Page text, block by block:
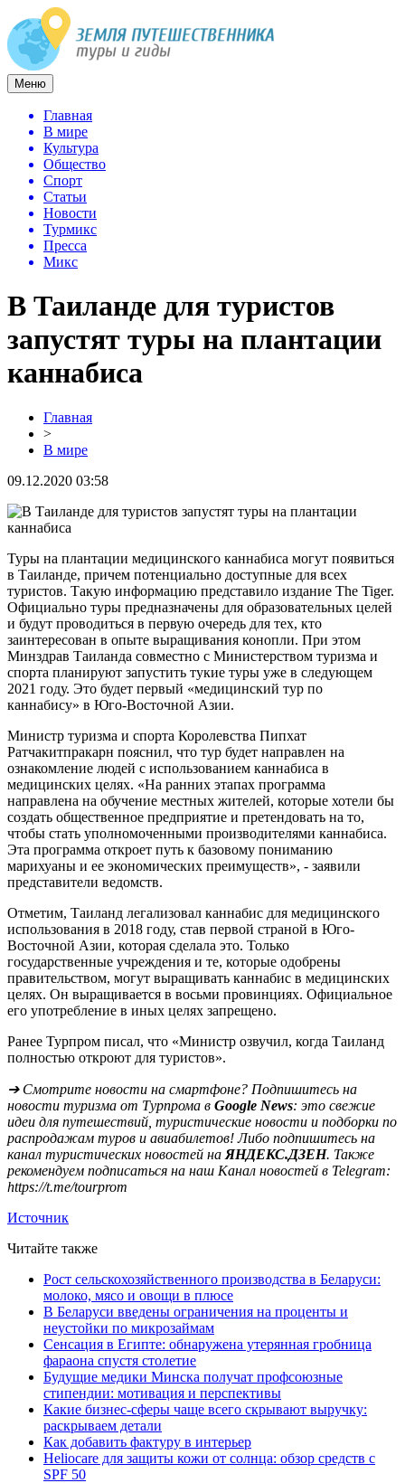
Меню
Главная
В мире
Культура
Общество
Спорт
Статьи
Новости
Турмикс
Пресса
Микс
В Таиланде для туристов
запустят туры на плантации
каннабиса
Главная
>
В мире
09.12.2020 03:58
Туры на плантации медицинского каннабиса могут появиться
в Таиланде, причем потенциально доступные для всех
туристов. Такую информацию представило издание The Tiger.
Официально туры предназначены для образовательных целей
и будут проводиться в первую очередь для тех, кто
заинтересован в опыте выращивания конопли. При этом
Минздрав Таиланда совместно с Министерством туризма и
спорта планируют запустить тукие туры уже в следующем
2021 году. Это будет первый «медицинский тур по
каннабису» в Юго-Восточной Азии.
Министр туризма и спорта Королевства Пипхат
Ратчакитпракарн пояснил, что тур будет направлен на
ознакомление людей с использованием каннабиса в
медицинских целях. «На ранних этапах программа
направлена на обучение местных жителей, которые хотели бы
создать общественное предприятие и претендовать на то,
чтобы стать уполномоченными производителями каннабиса.
Эта программа откроет путь к базовому пониманию
марихуаны и ее экономических преимуществ», - заявили
представители ведомств.
Отметим, Таиланд легализовал каннабис для медицинского
использования в 2018 году, став первой страной в Юго-
Восточной Азии, которая сделала это. Только
государственные учреждения и те, которые одобрены
правительством, могут выращивать каннабис в медицинских
целях. Он выращивается в восьми провинциях. Официальное
его употребление в иных целях запрещено.
Ранее Турпром писал, что «Министр озвучил, когда Таиланд
полностью откроют для туристов».
➔ Смотрите новости на смартфоне? Подпишитесь на
новости туризма от Турпрома в Google News: это свежие
идеи для путешествий, туристические новости и подборки по
распродажам туров и авиабилетов! Либо подпишитесь на
канал туристических новостей на ЯНДЕКС.ДЗЕН. Также
рекомендуем подписаться на наш Канал новостей в Telegram:
https://t.me/tourprom
Источник
Читайте также
Рост сельскохозяйственного производства в Беларуси:
молоко, мясо и овощи в плюсе
В Беларуси введены ограничения на проценты и
неустойки по микрозаймам
Сенсация в Египте: обнаружена утерянная гробница
фараона спустя столетие
Будущие медики Минска получат профсоюзные
стипендии: мотивация и перспективы
Какие бизнес-сферы чаще всего скрывают выручку:
раскрываем детали
Как добавить фактуру в интерьер
Heliocare для защиты кожи от солнца: обзор средств с
SPF 50